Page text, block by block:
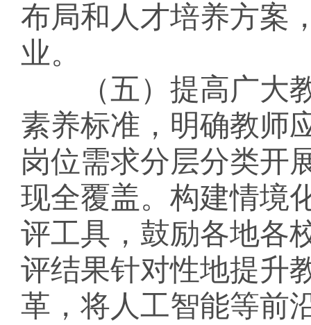
布局和人才培养方案
业。
（五）提高广大教
素养标准，明确教师
岗位需求分层分类开
现全覆盖。构建情境
评工具，鼓励各地各
评结果针对性地提升
革，将人工智能等前